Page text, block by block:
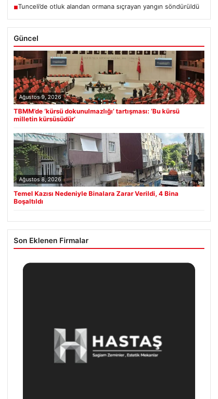
■Tunceli’de otluk alandan ormana sıçrayan yangın söndürüldü
Güncel
Ağustos 9, 2026
TBMM’de ‘kürsü dokunulmazlığı’ tartışması: ‘Bu kürsü
milletin kürsüsüdür’
Ağustos 8, 2026
Temel Kazısı Nedeniyle Binalara Zarar Verildi, 4 Bina
Boşaltıldı
Son Eklenen Firmalar